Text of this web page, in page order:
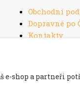
Obchodní
Dopravné po
Kontakty
e-shop a partneři